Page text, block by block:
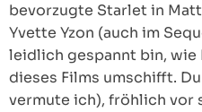
bevorzugte Starlet in
Yvette Yzon (auch im
leidlich gespannt bin, wie
dieses Films umschifft.
vermute ich), fröhlich vor